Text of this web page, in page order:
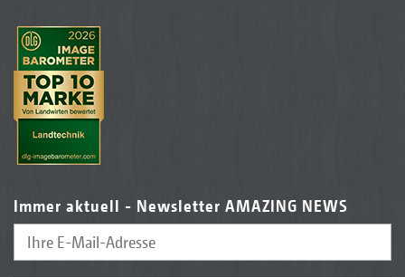
Immer aktuell - Newsletter AMAZING NEWS